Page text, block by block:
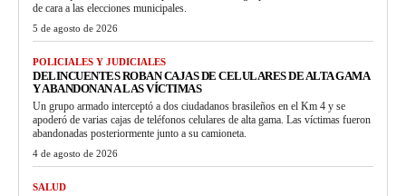
de cara a las elecciones municipales.
5 de agosto de 2026
POLICIALES Y JUDICIALES
DELINCUENTES ROBAN CAJAS DE CELULARES DE ALTA GAMA
Y ABANDONAN A LAS VÍCTIMAS
Un grupo armado interceptó a dos ciudadanos brasileños en el Km 4 y se
apoderó de varias cajas de teléfonos celulares de alta gama. Las víctimas fueron
abandonadas posteriormente junto a su camioneta.
4 de agosto de 2026
SALUD